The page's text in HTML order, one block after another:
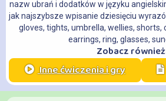
nazw ubrań i dodatków w języku
jak najszybsze wpisanie dziesięciu
gloves, tights, umbrella, wellies, shorts,
earrings, ring, glasses,
Zobacz
Inne ćwiczenia i gry